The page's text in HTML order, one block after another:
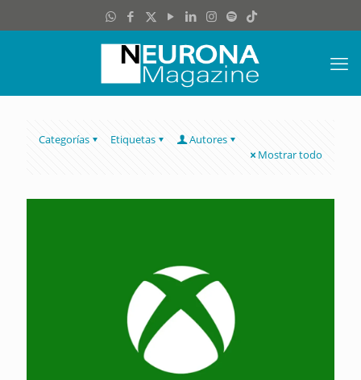
Categorías Etiquetas
Autores
Mostrar todo